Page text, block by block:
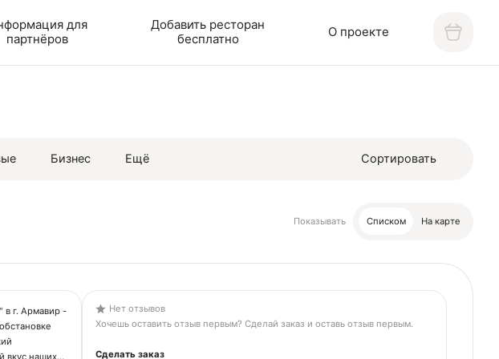
для
партнёров
Добавить ресторан
бесплатно
О проекте
Бизнес Ещё Сортировать
Показывать Списком На карте
в г. Армавир -
вкус наших
Нет отзывов
Хочешь оставить отзыв первым? Сделай заказ и оставь отзыв первым.
Сделать заказ